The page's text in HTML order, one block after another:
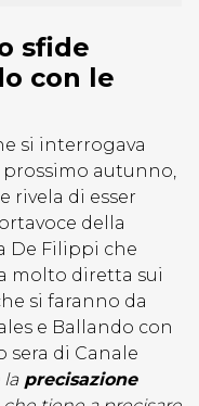
sfide
con le
si interrogava
prossimo autunno,
rivela di esser
della
De Filippi che
molto diretta sui
si faranno da
e Ballando con
sera di Canale
laprecisazione